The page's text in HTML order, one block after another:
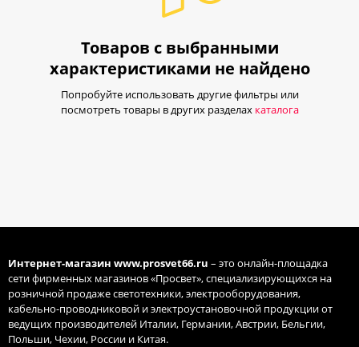
Товаров с выбранными
характеристиками не найдено
Попробуйте использовать другие фильтры или
посмотреть товары в других разделах каталога
Интернет-магазин www.prosvet66.ru – это онлайн-площадка
сети фирменных магазинов «Просвет», специализирующихся на
розничной продаже светотехники, электрооборудования,
кабельно-проводниковой и электроустановочной продукции от
ведущих производителей Италии, Германии, Австрии, Бельгии,
Польши, Чехии, России и Китая.